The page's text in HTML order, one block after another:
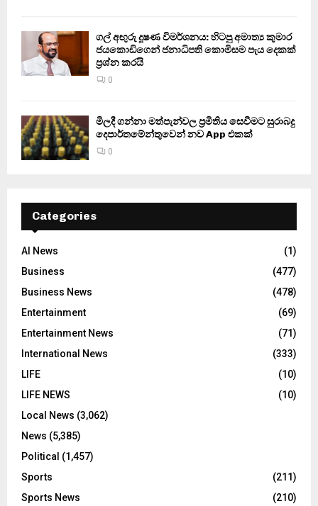
ගල් අඟුරු දූෂණ විමර්ශනය: හිටපු අමාත්‍ය කුමාර
ජයකොඩිගෙන් ජනාධිපති කොමිසම පැය දෙකක්
ප්‍රශ්න කරයි
0
මිලදී ගන්නා මත්පැන්වල ප්‍රමිතිය සෙවීමට සුරාබදු
දෙපාර්තමේන්තුවෙන් නව App එකක්
0
Categories
AI News
(1)
Business
(477)
Business News
(478)
Entertainment
(69)
Entertainment News
(71)
International News
(333)
LIFE
(10)
LIFE NEWS
(10)
Local News (3,062)
News (5,385)
Political (1,457)
Sports
(211)
Sports News
(210)